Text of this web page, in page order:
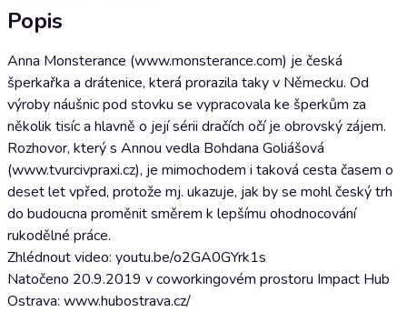
Popis
Anna Monsterance (www.monsterance.com) je česká
šperkařka a drátenice, která prorazila taky v Německu. Od
výroby náušnic pod stovku se vypracovala ke šperkům za
několik tisíc a hlavně o její sérii dračích očí je obrovský zájem.
Rozhovor, který s Annou vedla Bohdana Goliášová
(www.tvurcivpraxi.cz), je mimochodem i taková cesta časem o
deset let vpřed, protože mj. ukazuje, jak by se mohl český trh
do budoucna proměnit směrem k lepšímu ohodnocování
rukodělné práce.
Zhlédnout video: youtu.be/o2GA0GYrk1s
Natočeno 20.9.2019 v coworkingovém prostoru Impact Hub
Ostrava: www.hubostrava.cz/